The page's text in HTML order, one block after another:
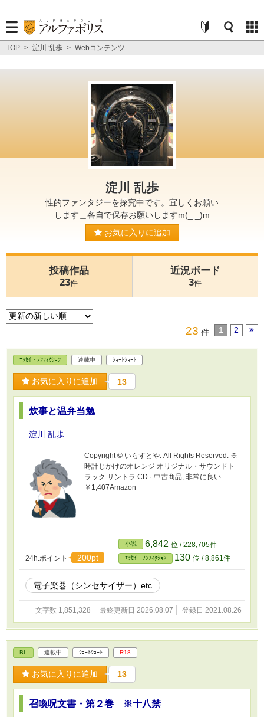
TOP > 淀川 乱歩 > Webコンテンツ
淀川 乱歩
性的ファンタジーを探究中です。宜しくお願い
します＿各自で保存お願いしますm(_ _)m
お気に入りに追加
投稿作品
23件
近況ボード
3件
23 件 1 2
ｴｯｾｲ・ﾉﾝﾌｨｸｼｮﾝ 連載中 ｼｮｰﾄｼｮｰﾄ
お気に入りに追加 13
炊事と温弁当勉
淀川 乱歩
Copyright © いらすとや. All Rights Reserved. ※
時計じかけのオレンジ オリジナル・サウンドト
ラック サントラ CD · 中古商品, 非常に良い
￥1,407Amazon
24h.ポイント 200pt
小説 6,842 位 / 228,705件
ｴｯｾｲ・ﾉﾝﾌｨｸｼｮﾝ 130 位 / 8,861件
電子楽器（シンセサイザー）etc
文字数 1,851,328 最終更新日 2026.08.07 登録日 2021.08.26
BL 連載中 ｼｮｰﾄｼｮｰﾄ R18
お気に入りに追加 13
召喚呪文書・第２巻 ※十八禁